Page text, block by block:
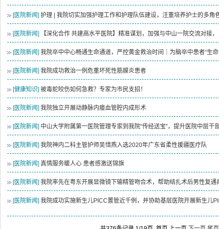
[医院新闻] 护理 | 我院切实加强护理工作和护理队伍建设，注重培养护士的多角
[医院新闻] 【深化合作 共建高水平医院】精准谋划，加强与中山一院交流对接
[医院新闻] 我院卒中中心畅通生命通道，严控黄金救治时间｜为脑卒中患者“生
[医院新闻] 我院成功救治一例危重坏死性筋膜炎患者
[健康知识] 被毒蛇咬伤如何急救？专家为市民支招！
[医院新闻] 我院独立开展动静脉内瘘血管腔内成形术
[医院新闻] 中山大学附属第一医院管理专家到我院“传经送宝”，提升医院中层干
[医院新闻] 我院神内二科主管护师吴惜燕入选2020年广东省柔性援疆医疗队
[医院新闻] 真情服务暖人心 患者感激送锦旗
[医院新闻] 我院率先在粤东开展显微镜下输精管吻合术，帮助结扎术后男性复通
[医院新闻] 我院成功实施新生儿PICC置管近千例，并协助基层医院开展新生儿